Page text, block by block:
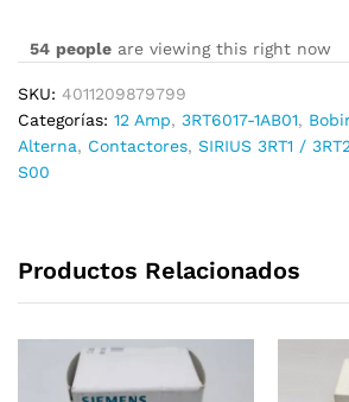
54 people are viewing this right now
SKU: 4011209879799
Categorías: 12 Amp, 3RT6017-1AB01,
Alterna, Contactores, SIRIUS 3RT1 /
S00
Productos Relacionados